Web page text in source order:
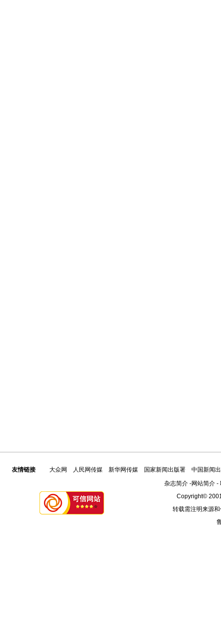
友情链接 大众网 人民网传媒 新华网传媒 国家新闻出版署
中国新闻
杂志简介-网站简介-
Copyright©
转载需注明来源